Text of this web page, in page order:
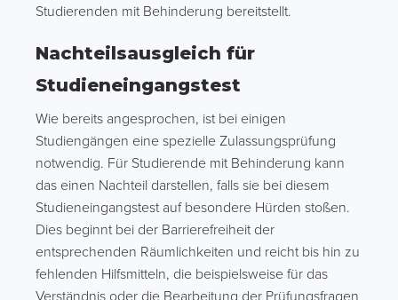
Studierenden mit Behinderung bereitstellt.
Nachteilsausgleich für
Studieneingangstest
Wie bereits angesprochen, ist bei einigen
Studiengängen eine spezielle Zulassungsprüfung
notwendig. Für Studierende mit Behinderung kann
das einen Nachteil darstellen, falls sie bei diesem
Studieneingangstest auf besondere Hürden stoßen.
Dies beginnt bei der Barrierefreiheit der
entsprechenden Räumlichkeiten und reicht bis hin zu
fehlenden Hilfsmitteln, die beispielsweise für das